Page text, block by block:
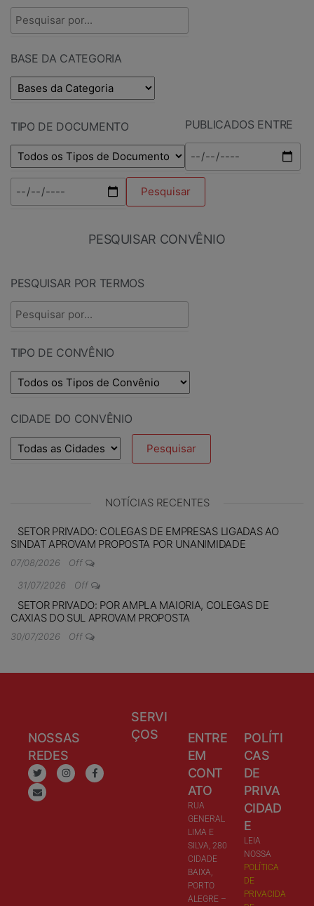
BASE DA CATEGORIA
TIPO DE DOCUMENTO PUBLICADOS ENTRE
PESQUISAR CONVÊNIO
PESQUISAR POR TERMOS
TIPO DE CONVÊNIO
CIDADE DO CONVÊNIO
NOTÍCIAS RECENTES
SETOR PRIVADO: COLEGAS DE EMPRESAS LIGADAS AO
SINDAT APROVAM PROPOSTA POR UNANIMIDADE
07/08/2026
Off
31/07/2026
Off
SETOR PRIVADO: POR AMPLA MAIORIA, COLEGAS DE
CAXIAS DO SUL APROVAM PROPOSTA
30/07/2026 Off
NOSSAS
REDES
SERVI
ÇOS
ENTRE
EM
CONT
ATO
RUA
GENERAL
LIMA E
SILVA, 280
CIDADE
BAIXA,
PORTO
ALEGRE –
POLÍTI
CAS
DE
PRIVA
CIDAD
E
LEIA
NOSSA
POLÍTICA
DE
PRIVACIDA